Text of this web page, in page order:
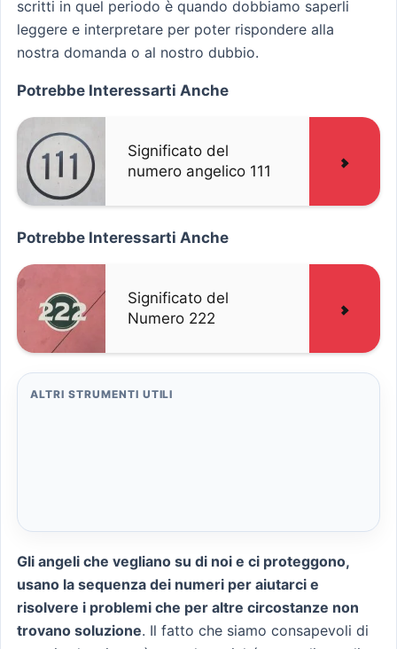
scritti in quel periodo è quando dobbiamo saperli
leggere e interpretare per poter rispondere alla
nostra domanda o al nostro dubbio.
Potrebbe Interessarti Anche
Significato del
numero angelico 111
Potrebbe Interessarti Anche
Significato del
Numero 222
ALTRI STRUMENTI UTILI
Gli angeli che vegliano su di noi e ci proteggono,
usano la sequenza dei numeri per aiutarci e
risolvere i problemi che per altre circostanze non
trovano soluzione. Il fatto che siamo consapevoli di